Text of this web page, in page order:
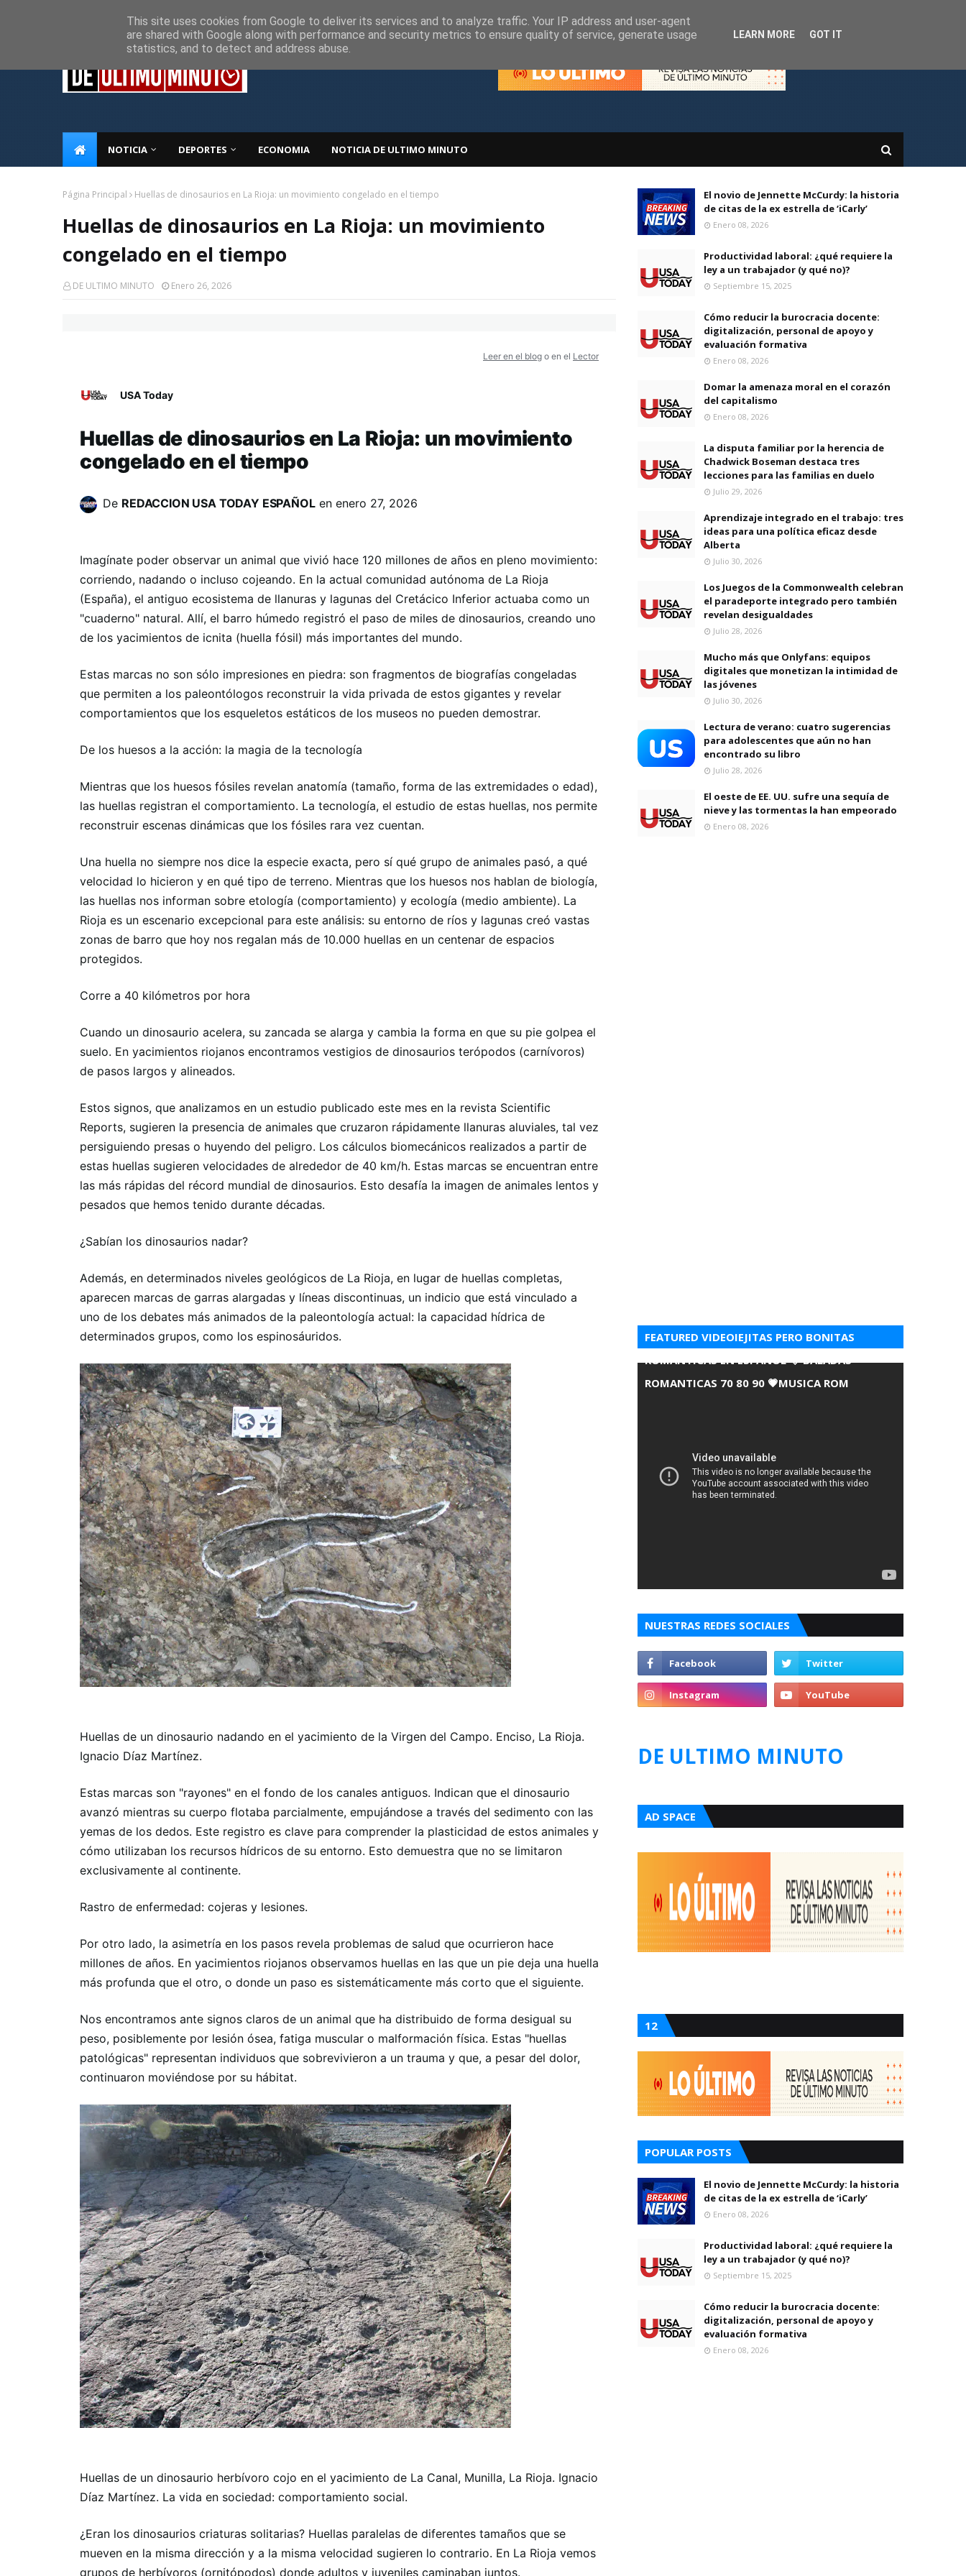
NOTICIA DEPORTES ECONOMIA NOTICIA DE ULTIMO MINUTO
Página Principal Huellas de dinosaurios en La Rioja: un movimiento congelado en el tiempo
Huellas de dinosaurios en La Rioja: un movimiento
congelado en el tiempo
DE ULTIMO MINUTO Enero 26, 2026
Leer en el blog o en el Lector
USA Today
Huellas de dinosaurios en La Rioja: un movimiento
congelado en el tiempo
De REDACCION USA TODAY ESPAÑOLen enero 27, 2026
Imagínate poder observar un animal que vivió hace 120 millones de años en pleno movimiento:
corriendo, nadando o incluso cojeando. En la actual comunidad autónoma de La Rioja
(España), el antiguo ecosistema de llanuras y lagunas del Cretácico Inferior actuaba como un
"cuaderno" natural. Allí, el barro húmedo registró el paso de miles de dinosaurios, creando uno
de los yacimientos de icnita (huella fósil) más importantes del mundo.
Estas marcas no son sólo impresiones en piedra: son fragmentos de biografías congeladas
que permiten a los paleontólogos reconstruir la vida privada de estos gigantes y revelar
comportamientos que los esqueletos estáticos de los museos no pueden demostrar.
De los huesos a la acción: la magia de la tecnología
Mientras que los huesos fósiles revelan anatomía (tamaño, forma de las extremidades o edad),
las huellas registran el comportamiento. La tecnología, el estudio de estas huellas, nos permite
reconstruir escenas dinámicas que los fósiles rara vez cuentan.
Una huella no siempre nos dice la especie exacta, pero sí qué grupo de animales pasó, a qué
velocidad lo hicieron y en qué tipo de terreno. Mientras que los huesos nos hablan de biología,
las huellas nos informan sobre etología (comportamiento) y ecología (medio ambiente). La
Rioja es un escenario excepcional para este análisis: su entorno de ríos y lagunas creó vastas
zonas de barro que hoy nos regalan más de 10.000 huellas en un centenar de espacios
protegidos.
Corre a 40 kilómetros por hora
Cuando un dinosaurio acelera, su zancada se alarga y cambia la forma en que su pie golpea el
suelo. En yacimientos riojanos encontramos vestigios de dinosaurios terópodos (carnívoros)
de pasos largos y alineados.
Estos signos, que analizamos en un estudio publicado este mes en la revista Scientific
Reports, sugieren la presencia de animales que cruzaron rápidamente llanuras aluviales, tal vez
persiguiendo presas o huyendo del peligro. Los cálculos biomecánicos realizados a partir de
estas huellas sugieren velocidades de alrededor de 40 km/h. Estas marcas se encuentran entre
las más rápidas del récord mundial de dinosaurios. Esto desafía la imagen de animales lentos y
pesados ​​que hemos tenido durante décadas.
¿Sabían los dinosaurios nadar?
Además, en determinados niveles geológicos de La Rioja, en lugar de huellas completas,
aparecen marcas de garras alargadas y líneas discontinuas, un indicio que está vinculado a
uno de los debates más animados de la paleontología actual: la capacidad hídrica de
determinados grupos, como los espinosáuridos.
Huellas de un dinosaurio nadando en el yacimiento de la Virgen del Campo. Enciso, La Rioja.
Ignacio Díaz Martínez.
Estas marcas son "rayones" en el fondo de los canales antiguos. Indican que el dinosaurio
avanzó mientras su cuerpo flotaba parcialmente, empujándose a través del sedimento con las
yemas de los dedos. Este registro es clave para comprender la plasticidad de estos animales y
cómo utilizaban los recursos hídricos de su entorno. Esto demuestra que no se limitaron
exclusivamente al continente.
Rastro de enfermedad: cojeras y lesiones.
Por otro lado, la asimetría en los pasos revela problemas de salud que ocurrieron hace
millones de años. En yacimientos riojanos observamos huellas en las que un pie deja una huella
más profunda que el otro, o donde un paso es sistemáticamente más corto que el siguiente.
Nos encontramos ante signos claros de un animal que ha distribuido de forma desigual su
peso, posiblemente por lesión ósea, fatiga muscular o malformación física. Estas "huellas
patológicas" representan individuos que sobrevivieron a un trauma y que, a pesar del dolor,
continuaron moviéndose por su hábitat.
Huellas de un dinosaurio herbívoro cojo en el yacimiento de La Canal, Munilla, La Rioja. Ignacio
Díaz Martínez. La vida en sociedad: comportamiento social.
¿Eran los dinosaurios criaturas solitarias? Huellas paralelas de diferentes tamaños que se
mueven en la misma dirección y a la misma velocidad sugieren lo contrario. En La Rioja vemos
grupos de herbívoros (ornitópodos) donde adultos y juveniles caminaban juntos.
El novio de Jennette McCurdy: la historia
de citas de la ex estrella de ‘iCarly’
Enero 08, 2026
Productividad laboral: ¿qué requiere la
ley a un trabajador (y qué no)?
Septiembre 15, 2025
Cómo reducir la burocracia docente:
digitalización, personal de apoyo y
evaluación formativa
Enero 08, 2026
Domar la amenaza moral en el corazón
del capitalismo
Enero 08, 2026
La disputa familiar por la herencia de
Chadwick Boseman destaca tres
lecciones para las familias en duelo
Julio 29, 2026
Aprendizaje integrado en el trabajo: tres
ideas para una política eficaz desde
Alberta
Julio 30, 2026
Los Juegos de la Commonwealth celebran
el paradeporte integrado pero también
revelan desigualdades
Julio 28, 2026
Mucho más que Onlyfans: equipos
digitales que monetizan la intimidad de
las jóvenes
Julio 30, 2026
Lectura de verano: cuatro sugerencias
para adolescentes que aún no han
encontrado su libro
Julio 28, 2026
El oeste de EE. UU. sufre una sequía de
nieve y las tormentas la han empeorado
Enero 08, 2026
FEATURED VIDEOIEJITAS PERO BONITAS
ROMANTICAS EN ESPANOL 💘 BALADAS
ROMANTICAS 70 80 90 💗MUSICA ROM
NUESTRAS REDES SOCIALES
DE ULTIMO MINUTO
AD SPACE
12
POPULAR POSTS
El novio de Jennette McCurdy: la historia
de citas de la ex estrella de ‘iCarly’
Enero 08, 2026
Productividad laboral: ¿qué requiere la
ley a un trabajador (y qué no)?
Septiembre 15, 2025
Cómo reducir la burocracia docente:
digitalización, personal de apoyo y
evaluación formativa
Enero 08, 2026
This site uses cookies from Google to deliver its services and to analyze traffic. Your IP address and user-agent
are shared with Google along with performance and security metrics to ensure quality of service, generate usage
statistics, and to detect and address abuse.
LEARN MORE GOT IT